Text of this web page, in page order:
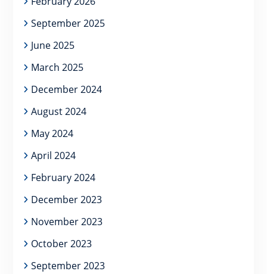
September 2025
June 2025
March 2025
December 2024
August 2024
May 2024
April 2024
February 2024
December 2023
November 2023
October 2023
September 2023